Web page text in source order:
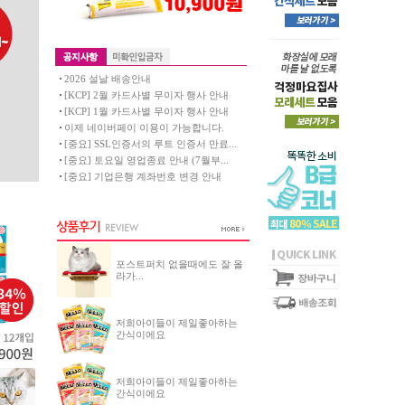
2026 설날 배송안내
[KCP] 2월 카드사별 무이자 행사 안내
[KCP] 1월 카드사별 무이자 행사 안내
이제 네이버페이 이용이 가능합니다.
[중요] SSL인증서의 루트 인증서 만료...
[중요] 토요일 영업종료 안내 (7월부...
[중요] 기업은행 계좌번호 변경 안내
포스트퍼치 없을때에도 잘 올
라가...
저희아이들이 제일좋아하는
간식이에요
저희아이들이 제일좋아하는
간식이에요